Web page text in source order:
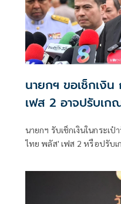
นายกฯ ขอเช็กเงิ
เฟส 2 อาจปรับเก
นายกฯ รับเช็กเงินในกระเ
ไทย พลัส' เฟส 2 หรือปรับ
แข็งแรง